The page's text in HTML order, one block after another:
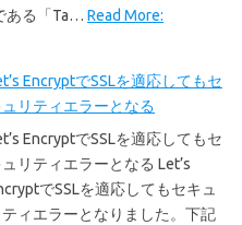
ある「Ta… Read More:
EncryptでSSLを適応してもセ
ュリティエラーとなる
EncryptでSSLを適応してもセ
リティエラーとなる Let’s
でSSLを適応してもセキュ
ティエラーとなりました。下記